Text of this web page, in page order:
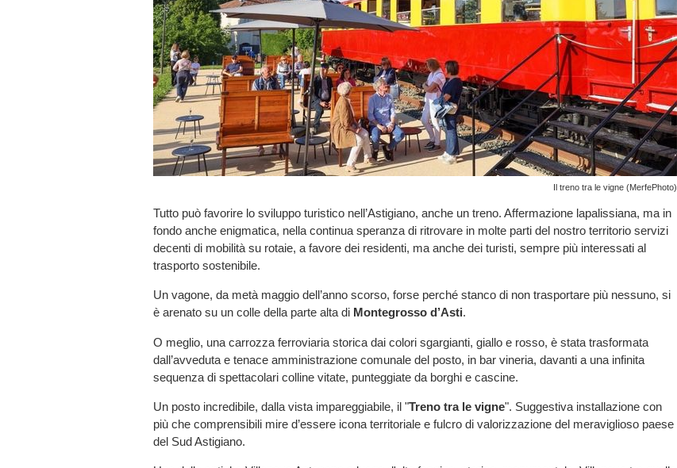
Il treno tra le vigne (MerfePhoto)
Tutto può favorire lo sviluppo turistico nell’Astigiano, anche un treno. Affermazione lapalissiana, ma in
fondo anche enigmatica, nella continua speranza di ritrovare in molte parti del nostro territorio servizi
decenti di mobilità su rotaie, a favore dei residenti, ma anche dei turisti, sempre più interessati al
trasporto sostenibile.
Un vagone, da metà maggio dell’anno scorso, forse perché stanco di non trasportare più nessuno, si
è arenato su un colle della parte alta di Montegrosso d’Asti.
O meglio, una carrozza ferroviaria storica dai colori sgargianti, giallo e rosso, è stata trasformata
dall’avveduta e tenace amministrazione comunale del posto, in bar vineria, davanti a una infinita
sequenza di spettacolari colline vitate, punteggiate da borghi e cascine.
Un posto incredibile, dalla vista impareggiabile, il "Treno tra le vigne". Suggestiva installazione con
più che comprensibili mire d’essere icona territoriale e fulcro di valorizzazione del meraviglioso paese
del Sud Astigiano.